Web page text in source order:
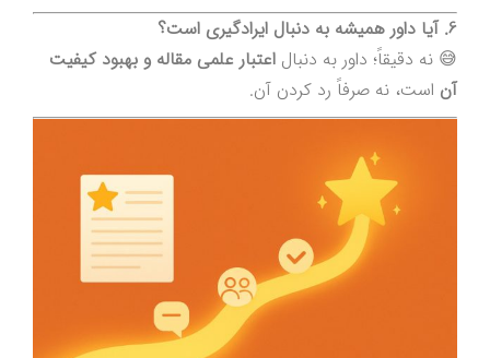
6. آیا داور همیشه به دنبال ایرادگیری است؟
😅 نه دقیقاً؛ داور به دنبال اعتبار علمی مقاله و بهبود کیفیت
آن است، نه صرفاً رد کردن آن.